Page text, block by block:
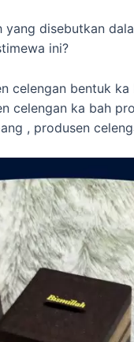
yang disebutkan
ini?
celengan bentuk
celengan ka bah
, produsen